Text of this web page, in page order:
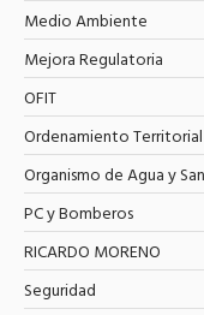
Medio Ambiente
Mejora Regulatoria
OFIT
Ordenamiento
Organismo de Agua y
PC y Bomberos
RICARDO MORENO
Seguridad